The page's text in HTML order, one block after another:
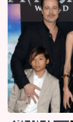
Seriály
Horoskopy
Sledujte
Filmový
Pořady